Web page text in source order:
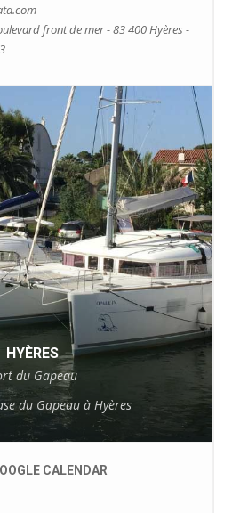
front de mer - 83 400 Hyères -
HYÈRES
du Gapeau
du Gapeau à Hyères
CALENDAR